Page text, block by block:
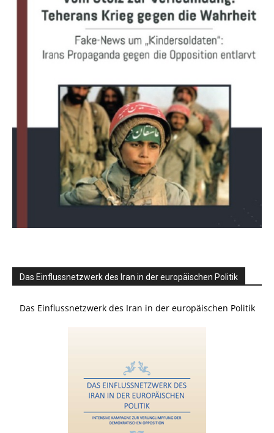
Das Einflussnetzwerk des Iran in der europäischen Politik
Das Einflussnetzwerk des Iran in der europäischen Politik